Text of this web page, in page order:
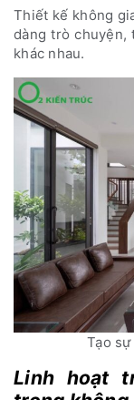
Thiết kế không
dàng trò chuyện,
khác nhau.
Tạo
Linh hoạt